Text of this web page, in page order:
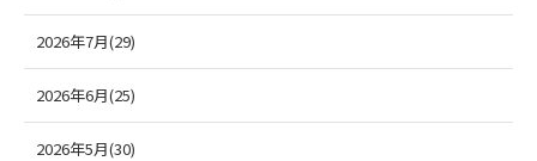
2026年7月(29)
2026年6月(25)
2026年5月(30)